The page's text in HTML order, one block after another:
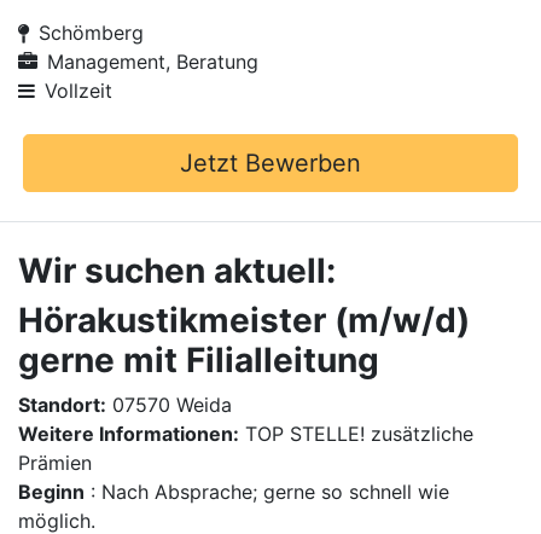
Schömberg
Management, Beratung
Vollzeit
Jetzt Bewerben
Wir suchen aktuell:
Hörakustikmeister (m/w/d)
gerne mit Filialleitung
Standort: 07570 Weida
Weitere Informationen: TOP STELLE! zusätzliche
Prämien
Beginn : Nach Absprache; gerne so schnell wie
möglich.